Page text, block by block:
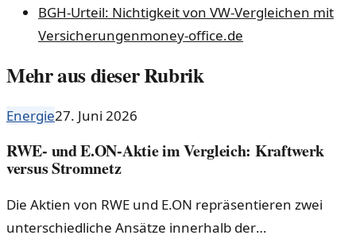
BGH-Urteil: Nichtigkeit von VW-Vergleichen mit
Versicherungenmoney-office.de
Mehr aus dieser Rubrik
Energie27. Juni 2026
RWE- und E.ON-Aktie im Vergleich: Kraftwerk
versus Stromnetz
Die Aktien von RWE und E.ON repräsentieren zwei
unterschiedliche Ansätze innerhalb der